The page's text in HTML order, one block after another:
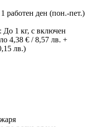
работен ден (пон.-пет.)
До 1 кг, с включен
4,38 € / 8,57 лв. +
лв.)